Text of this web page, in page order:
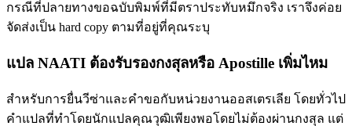
กรณีที่ปลายทางขอฉบับพิมพ์ที่มีตราประทับหมึกจริง เราจึงค่อย
จัดส่งเป็น hard copy ตามที่อยู่ที่คุณระบุ
แปล NAATI ต้องรับรองกงสุลหรือ Apostille เพิ่มไหม
สำหรับการยื่นวีซ่าและคำขอกับหน่วยงานออสเตรเลีย โดยทั่วไป
คำแปลที่ทำโดยนักแปลคุณวุฒิเพียงพอโดยไม่ต้องผ่านกงสุล แต่